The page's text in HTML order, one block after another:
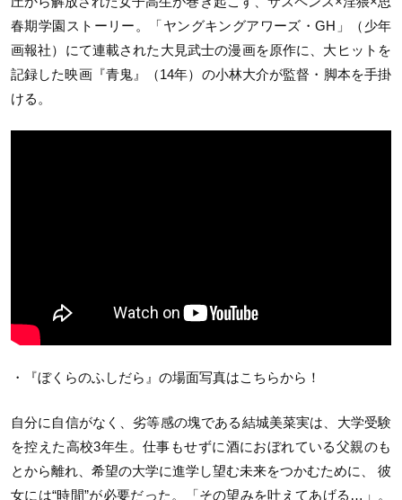
春期学園ストーリー。「ヤングキングアワーズ・GH」（少年
画報社）にて連載された大見武士の漫画を原作に、大ヒットを
記録した映画『青鬼』（14年）の小林大介が監督・脚本を手掛
ける。
・『ぼくらのふしだら』の場面写真はこちらから！
自分に自信がなく、劣等感の塊である結城美菜実は、大学受験
を控えた高校3年生。仕事もせずに酒におぼれている父親のも
とから離れ、希望の大学に進学し望む未来をつかむために、 彼
女には“時間”が必要だった。「その望みを叶えてあげる…」。